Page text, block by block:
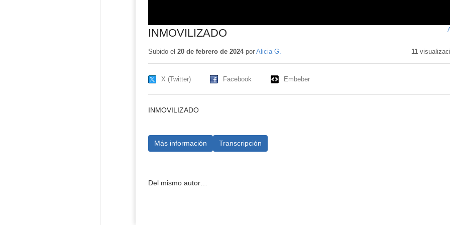
INMOVILIZADO
Subido el 20 de febrero de 2024por Alicia G. 11
X (Twitter) Facebook Embeber
INMOVILIZADO
Más información Transcripción
Del mismo autor…